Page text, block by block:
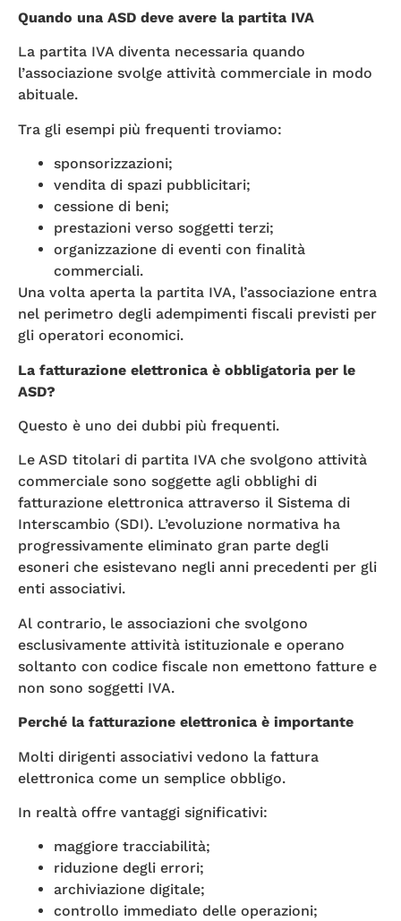
Quando una ASD deve avere la partita IVA
La partita IVA diventa necessaria quando
l’associazione svolge attività commerciale in modo
abituale.
Tra gli esempi più frequenti troviamo:
sponsorizzazioni;
vendita di spazi pubblicitari;
cessione di beni;
prestazioni verso soggetti terzi;
organizzazione di eventi con finalità
commerciali.
Una volta aperta la partita IVA, l’associazione entra
nel perimetro degli adempimenti fiscali previsti per
gli operatori economici.
La fatturazione elettronica è obbligatoria per le
ASD?
Questo è uno dei dubbi più frequenti.
Le ASD titolari di partita IVA che svolgono attività
commerciale sono soggette agli obblighi di
fatturazione elettronica attraverso il Sistema di
Interscambio (SDI). L’evoluzione normativa ha
progressivamente eliminato gran parte degli
esoneri che esistevano negli anni precedenti per gli
enti associativi.
Al contrario, le associazioni che svolgono
esclusivamente attività istituzionale e operano
soltanto con codice fiscale non emettono fatture e
non sono soggetti IVA.
Perché la fatturazione elettronica è importante
Molti dirigenti associativi vedono la fattura
elettronica come un semplice obbligo.
In realtà offre vantaggi significativi:
maggiore tracciabilità;
riduzione degli errori;
archiviazione digitale;
controllo immediato delle operazioni;